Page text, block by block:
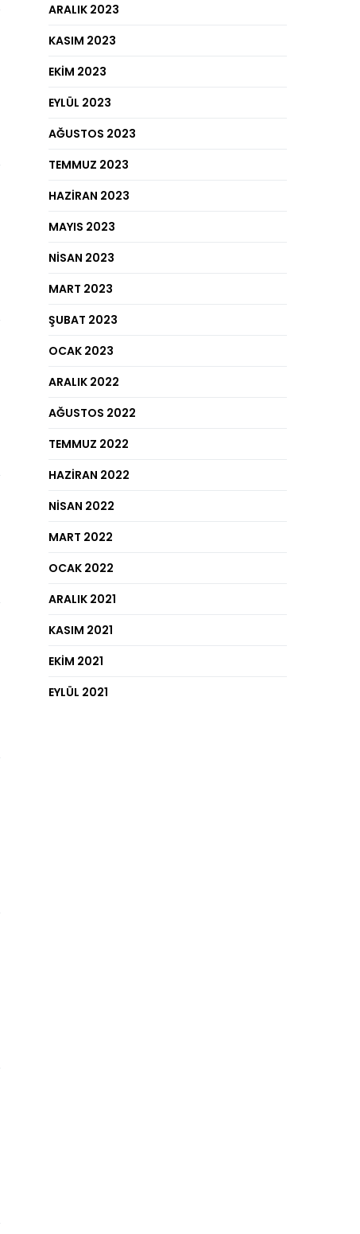
ARALIK 2023
KASIM 2023
EKIM 2023
EYLÜL 2023
AĞUSTOS 2023
TEMMUZ 2023
HAZIRAN 2023
MAYIS 2023
NISAN 2023
MART 2023
ŞUBAT 2023
OCAK 2023
ARALIK 2022
AĞUSTOS 2022
TEMMUZ 2022
HAZIRAN 2022
NISAN 2022
MART 2022
OCAK 2022
ARALIK 2021
KASIM 2021
EKIM 2021
EYLÜL 2021